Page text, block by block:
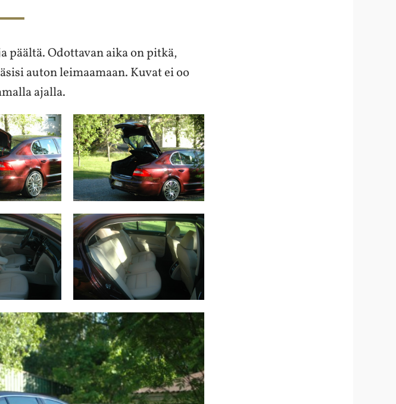
päältä. Odottavan aika on pitkä,
auton leimaamaan. Kuvat ei oo
ajalla.